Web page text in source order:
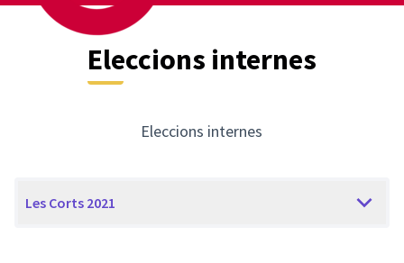
Eleccions internes
Eleccions internes
Les Corts 2021